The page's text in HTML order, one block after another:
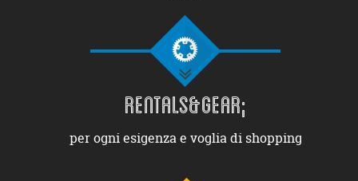
RENTALS&GEAR;
per ogni esigenza e voglia di shopping